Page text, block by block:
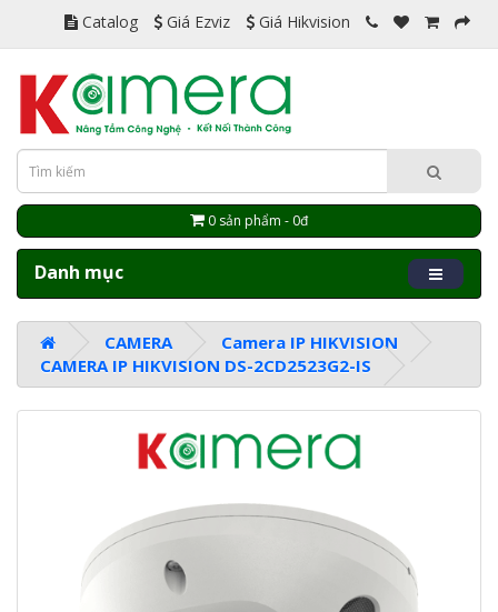
Catalog Giá Ezviz Giá Hikvision
0 sản phẩm - 0đ
Danh mục
CAMERA
Camera IP HIKVISION
CAMERA IP HIKVISION DS-2CD2523G2-IS